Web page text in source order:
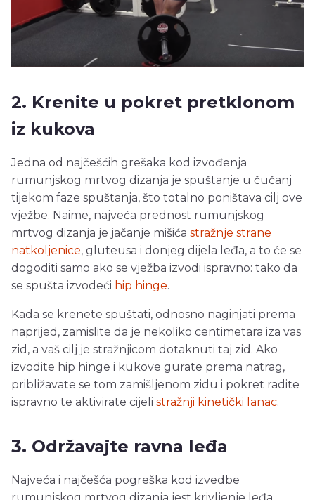
2. Krenite u pokret pretklonom
iz kukova
Jedna od najčešćih grešaka kod izvođenja
rumunjskog mrtvog dizanja je spuštanje u čučanj
tijekom faze spuštanja, što totalno poništava cilj ove
vježbe. Naime, najveća prednost rumunjskog
mrtvog dizanja je jačanje mišića stražnje strane
natkoljenice, gluteusa i donjeg dijela leđa, a to će se
dogoditi samo ako se vježba izvodi ispravno: tako da
se spušta izvodeći hip hinge.
Kada se krenete spuštati, odnosno naginjati prema
naprijed, zamislite da je nekoliko centimetara iza vas
zid, a vaš cilj je stražnjicom dotaknuti taj zid. Ako
izvodite hip hinge i kukove gurate prema natrag,
približavate se tom zamišljenom zidu i pokret radite
ispravno te aktivirate cijeli stražnji kinetički lanac.
3. Održavajte ravna leđa
Najveća i najčešća pogreška kod izvedbe